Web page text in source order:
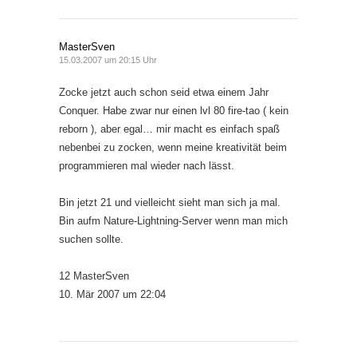
MasterSven
15.03.2007 um 20:15 Uhr
Zocke jetzt auch schon seid etwa einem Jahr
Conquer. Habe zwar nur einen lvl 80 fire-tao ( kein
reborn ), aber egal… mir macht es einfach spaß
nebenbei zu zocken, wenn meine kreativität beim
programmieren mal wieder nach lässt.
Bin jetzt 21 und vielleicht sieht man sich ja mal.
Bin aufm Nature-Lightning-Server wenn man mich
suchen sollte.
12 MasterSven
10. Mär 2007 um 22:04